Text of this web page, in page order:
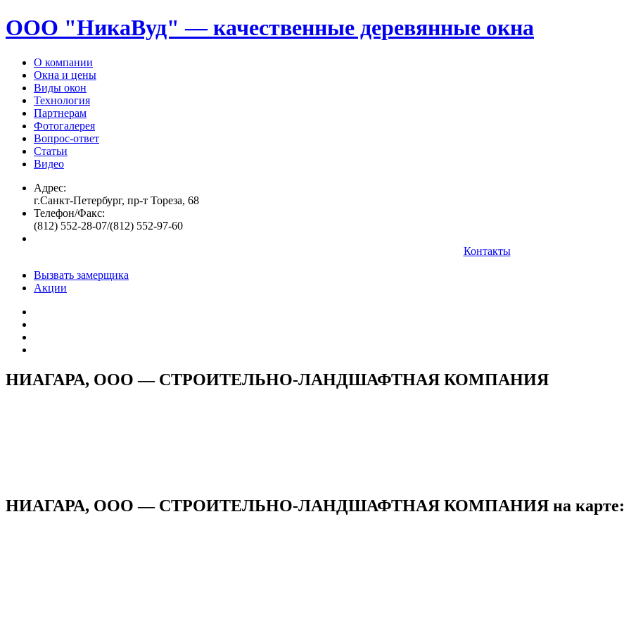
ООО "НикаВуд" — качественные деревянные окна
О компании
Окна и цены
Виды окон
Технология
Партнерам
Фотогалерея
Вопрос-ответ
Статьи
Видео
Адрес:
г.Санкт-Петербург, пр-т Тореза, 68
Телефон/Факс:
(812) 552-28-07/(812) 552-97-60
Контакты
Вызвать замерщика
Акции
НИАГАРА, ООО — СТРОИТЕЛЬНО-ЛАНДШАФТНАЯ КОМПАНИЯ
НИАГАРА, ООО — СТРОИТЕЛЬНО-ЛАНДШАФТНАЯ КОМПАНИЯ на карте: